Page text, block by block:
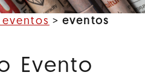
eventos
Evento